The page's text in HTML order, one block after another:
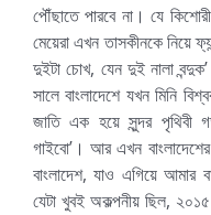
পৌঁছাতে পারবে না। যে
মেয়েরা এখন তাসকীনকে নিয়ে
দুইটা চোখ, যেন দুই নালা
সালে বাংলাদেশে যখন মিনি
জাতি এক হয়ে সুন্দর পৃথিবী
গাইবো’। আর এখন
বাংলাদেশ, যাও এগিয়ে আমার
যেটা খুবই অকল্পনীয় ছিল,